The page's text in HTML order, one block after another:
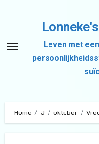
inhoud
Leven met
Home J oktober